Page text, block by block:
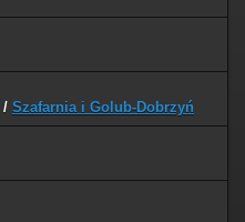
/ Szafarnia i Golub-Dobrzyń